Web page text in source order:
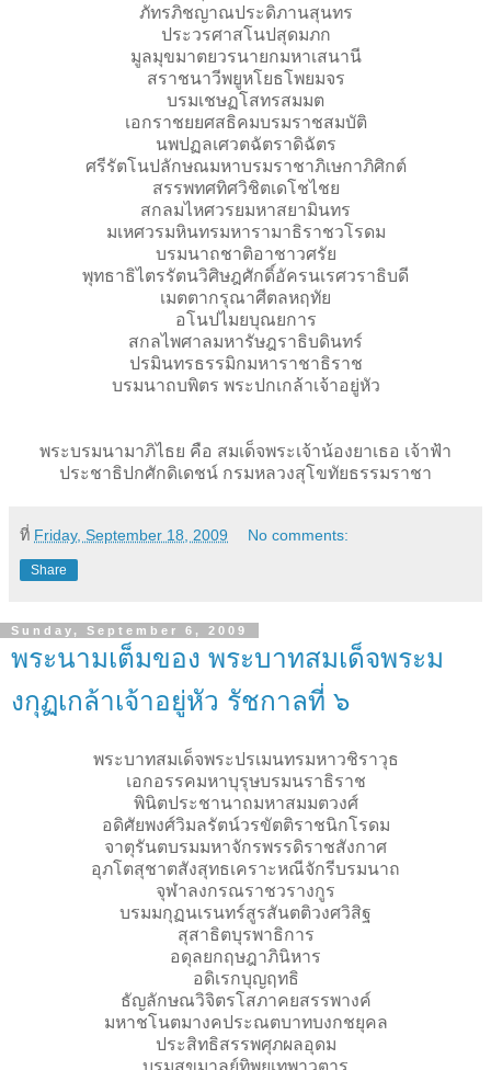
ภัทรภิชญาณประดิภานสุนทร
ประวรศาสโนปสุดมภก
มูลมุขมาตยวรนายกมหาเสนานี
สราชนาวีพยูหโยธโพยมจร
บรมเชษฏโสทรสมมต
เอกราชยยศสธิคมบรมราชสมบัติ
นพปฏลเศวตฉัตราดิฉัตร
ศรีรัตโนปลักษณมหาบรมราชาภิเษกาภิศิกต์
สรรพทศทิศวิชิตเดโชไชย
สกลมไหศวรยมหาสยามินทร
มเหศวรมหินทรมหารามาธิราชวโรดม
บรมนาถชาติอาชาวศรัย
พุทธาธิไตรรัตนวิศิษฎศักดิ์อัครนเรศวราธิบดี
เมตตากรุณาศีตลหฤทัย
อโนปไมยบุณยการ
สกลไพศาลมหารัษฎราธิบดินทร์
ปรมินทรธรรมิกมหาราชาธิราช
บรมนาถบพิตร พระปกเกล้าเจ้าอยู่หัว
พระบรมนามาภิไธย คือ สมเด็จพระเจ้าน้องยาเธอ เจ้าฟ้า
ประชาธิปกศักดิเดชน์ กรมหลวงสุโขทัยธรรมราชา
ที่ Friday, September 18, 2009 No comments:
Share
Sunday, September 6, 2009
พระนามเต็มของ พระบาทสมเด็จพระม
งกุฏเกล้าเจ้าอยู่หัว รัชกาลที่ ๖
พระบาทสมเด็จพระปรเมนทรมหาวชิราวุธ
เอกอรรคมหาบุรุษบรมนราธิราช
พินิตประชานาถมหาสมมตวงศ์
อดิศัยพงศ์วิมลรัตน์วรขัตติราชนิกโรดม
จาตุรันตบรมมหาจักรพรรดิราชสังกาศ
อุภโตสุชาตสังสุทธเคราะหณีจักรีบรมนาถ
จุฬาลงกรณราชวรางกูร
บรมมกุฏนเรนทร์สูรสันตติวงศวิสิฐ
สุสาธิตบุรพาธิการ
อดุลยกฤษฎาภินิหาร
อดิเรกบุญฤทธิ
ธัญลักษณวิจิตรโสภาคยสรรพางค์
มหาชโนตมางคประณตบาทบงกชยุคล
ประสิทธิสรรพศุภผลอุดม
บรมสุขุมาลย์ทิพยเทพาวตาร